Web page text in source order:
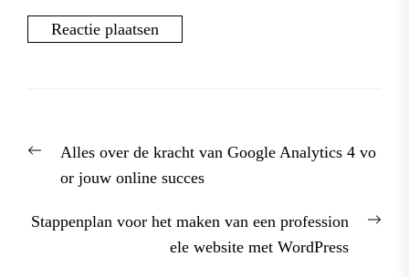
PreviousAlles over de kracht van Google Analytics 4 vo
or jouw online succes
Stappenplan voor het maken van een profession
ele website met WordPress